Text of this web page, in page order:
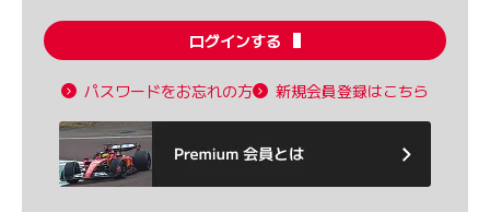
ログインする
パスワードをお忘れの方 新規会員登録はこちら